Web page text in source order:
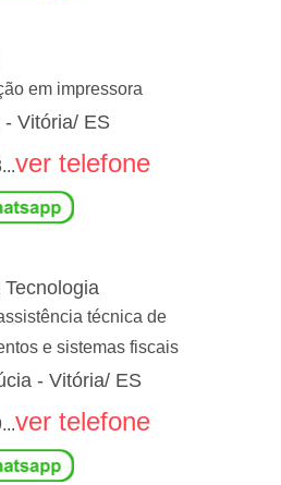
em impressora
- Vitória/ ES
ver telefone
Tecnologia
técnica de
e sistemas fiscais
- Vitória/ ES
ver telefone